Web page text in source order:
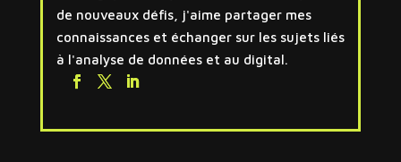
de nouveaux défis, j'aime partager mes
connaissances et échanger sur les sujets liés
à l'analyse de données et au digital.